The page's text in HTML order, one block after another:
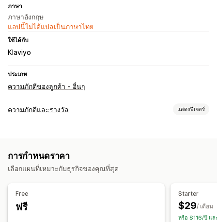
ภาษา
ภาษาอังกฤษ
แอปนี้ไม่ได้แปลเป็นภาษาไทย
ใช้ได้กับ
Klaviyo
ประเภท
ความภักดีของลูกค้า - อื่นๆ
ความภักดีและรางวัล แสดงฟีเจอร์
โปรแกรมเงินคืน กระเป๋าเงินดิจิทัล
รางวัลที่คุณสามารถเสนอได้
สินค้าฟรี
การกำหนดราคา
เลือกแผนที่เหมาะกับธุรกิจของคุณที่สุด
Free
ฟรี
Starter
$29/ เดือน
หรือ $116/ปี แล